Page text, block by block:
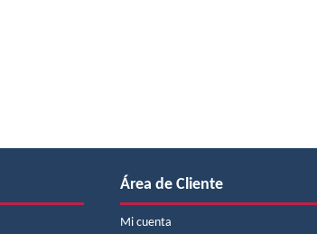
Área de Cliente
Mi cuenta